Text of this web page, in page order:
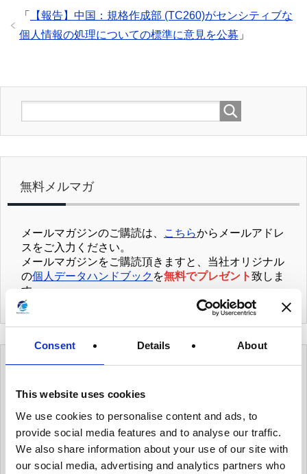
Consent Details About
This website uses cookies
We use cookies to personalise content and ads, to
provide social media features and to analyse our traffic.
We also share information about your use of our site with
our social media, advertising and analytics partners who
「
【報告】中国：規格作成部 (TC260)がセンシティブな
個人情報の処理についての標準に意見を公募 」
無料メルマガ
メールマガジンのご購読は、 こちらからメールアドレ
スをご入力ください。
メールマガジンをご購読頂きますと、当社オリジナル
の個人データハンドブック を無料でプレゼント致しま
す。
有用情報
有用情報_ガバナンス体制を整える
有用情報_個人データ台帳の保守、データ移転メ